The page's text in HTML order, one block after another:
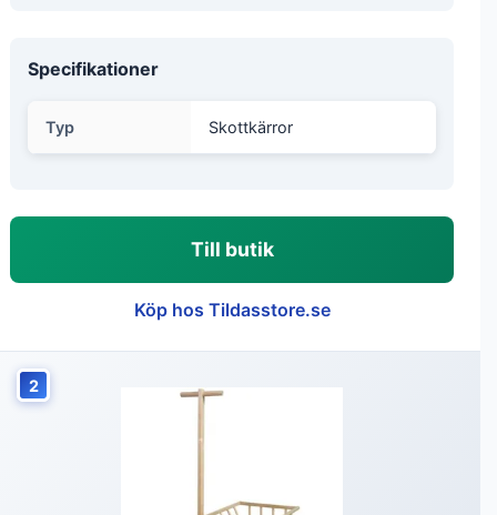
Specifikationer
Typ Skottkärror
Till butik
Köp hos Tildasstore.se
2